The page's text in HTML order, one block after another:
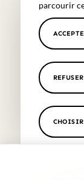
Prix
Alpilles
Centre
Alpilles
Centre
parcourir